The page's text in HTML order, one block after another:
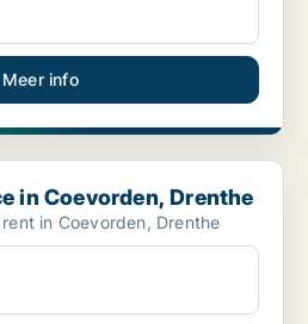
Meer info
Drenthe
in Coevorden, Drenthe
in Coevorden, Drenthe